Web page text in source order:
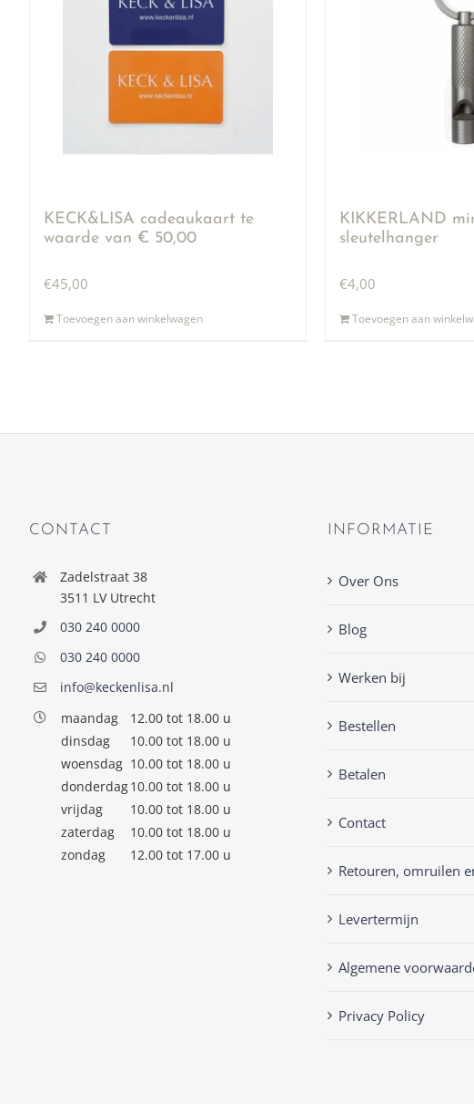
KECK&LISA cadeaukaart te
waarde van € 50,00
€45,00
Toevoegen aan winkelwagen
KIKKERLAND
sleutelhanger
€4,00
Toevoegen aan
CONTACT
Zadelstraat 38
3511 LV Utrecht
030 240 0000
030 240 0000
info@keckenlisa.nl
maandag
12.00 tot 18.00 u
dinsdag
10.00 tot 18.00 u
woensdag 10.00 tot 18.00 u
donderdag10.00 tot 18.00 u
vrijdag
10.00 tot 18.00 u
zaterdag
10.00 tot 18.00 u
zondag
12.00 tot 17.00 u
INFORMATIE
Over Ons
Blog
Werken bij
Bestellen
Betalen
Contact
Retouren, omruilen
Levertermijn
Algemene
Privacy Policy